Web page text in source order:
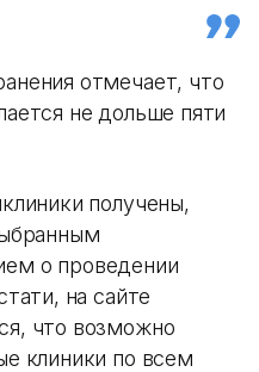
отмечает, что
не дольше пяти
получены,
о проведении
на сайте
что возможно
клиники по всем